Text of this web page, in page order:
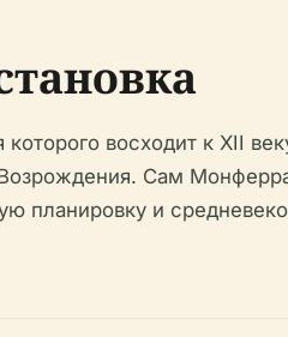
восходит к XII
Сам
планировку и